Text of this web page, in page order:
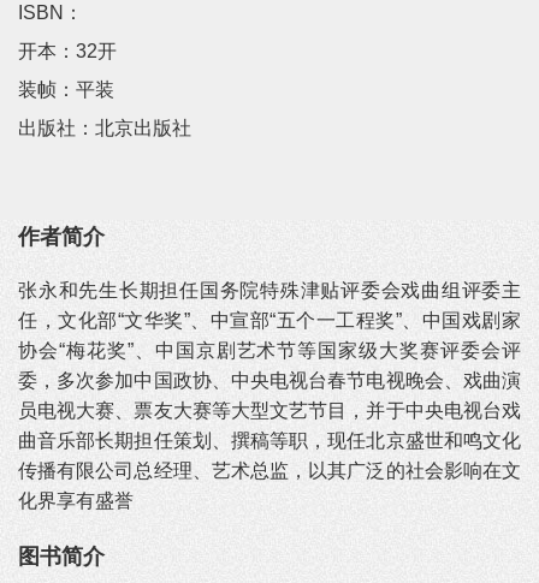
ISBN：
开本：32开
装帧：平装
出版社：北京出版社
作者简介
张永和先生长期担任国务院特殊津贴评委会戏曲组评委主
任，文化部“文华奖”、中宣部“五个一工程奖”、中国戏剧家
协会“梅花奖”、中国京剧艺术节等国家级大奖赛评委会评
委，多次参加中国政协、中央电视台春节电视晚会、戏曲演
员电视大赛、票友大赛等大型文艺节目，并于中央电视台戏
曲音乐部长期担任策划、撰稿等职，现任北京盛世和鸣文化
传播有限公司总经理、艺术总监，以其广泛的社会影响在文
化界享有盛誉
图书简介